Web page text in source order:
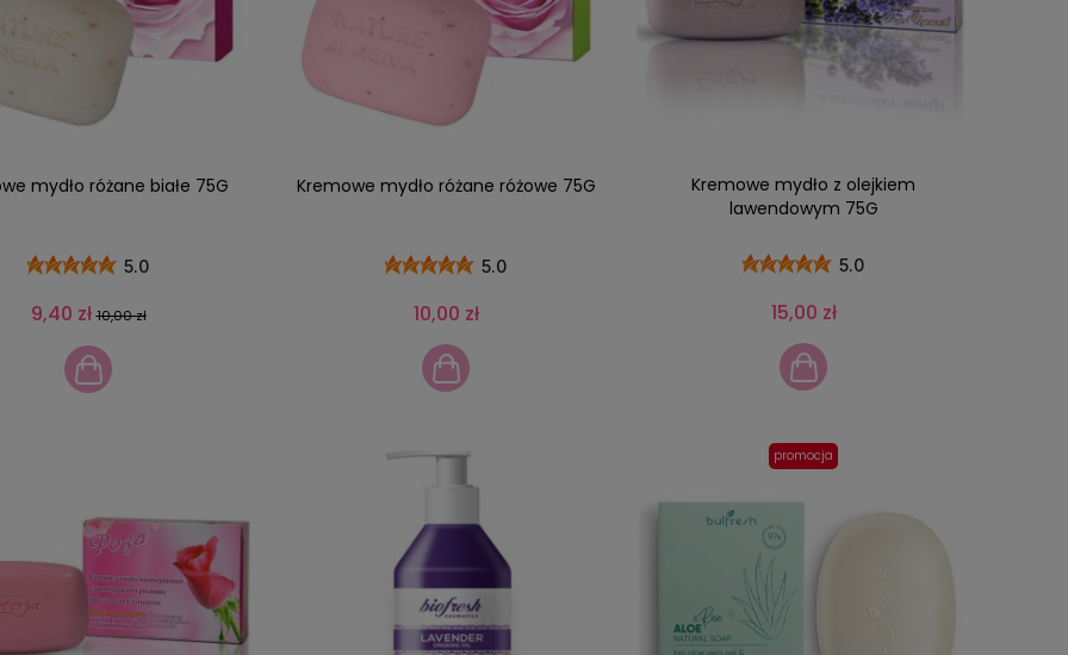
mydło różane białe 75G
5.0
9,40 zł 10,00 zł
Kremowe mydło różane różowe 75G
5.0
10,00 zł
Kremowe mydło z olejkiem
lawendowym 75G
5.0
15,00 zł
promocja